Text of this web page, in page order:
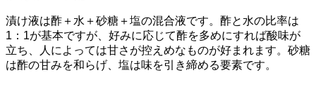
漬け液は酢＋水＋砂糖＋塩の混合液です。酢と水の比率は
1：1が基本ですが、好みに応じて酢を多めにすれば酸味が
立ち、人によっては甘さが控えめなものが好まれます。砂糖
は酢の甘みを和らげ、塩は味を引き締める要素です。